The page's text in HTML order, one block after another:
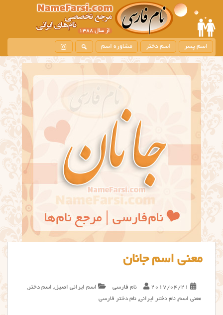
m
i
c
n
t
اسم پسر اسم دختر مشاوره اسم
معنی اسم جانان
2017/04/21 نام فارسی اسم ایرانی اصیل, اسم دختر ,
معنی اسم, نام دختر ایرانی, نام دختر فارسی